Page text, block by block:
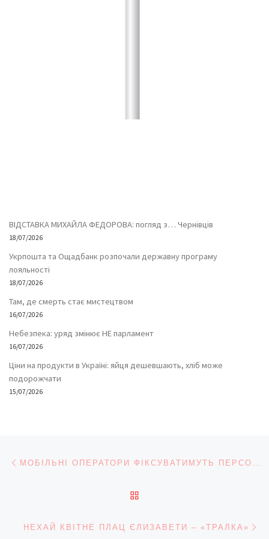
ВІДСТАВКА МИХАЙЛА ФЕДОРОВА: погляд з… Чернівців
18/07/2026
Укрпошта та Ощадбанк розпочали державну програму
лояльності
18/07/2026
Там, де смерть стає мистецтвом
16/07/2026
Небезпека: уряд змінює НЕ парламент
16/07/2026
Ціни на продукти в Україні: яйця дешевшають, хліб може
подорожчати
15/07/2026
Навігація записів
НЕХАЙ КВІТНЕ ПЛАЦ ЄЛИЗАВЕТИ – «ТРАЛКА»